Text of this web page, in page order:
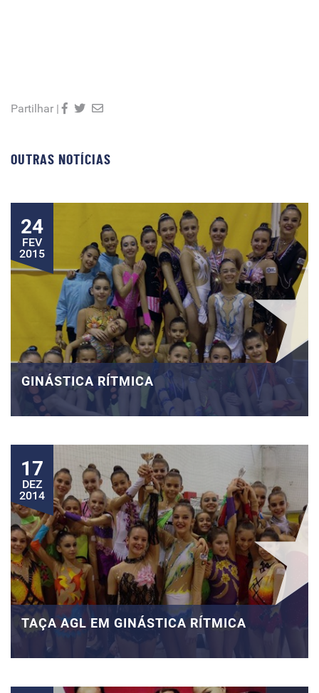
Partilhar |
OUTRAS NOTÍCIAS
24
FEV
2015
GINÁSTICA RÍTMICA
17
DEZ
2014
TAÇA AGL EM GINÁSTICA RÍTMICA